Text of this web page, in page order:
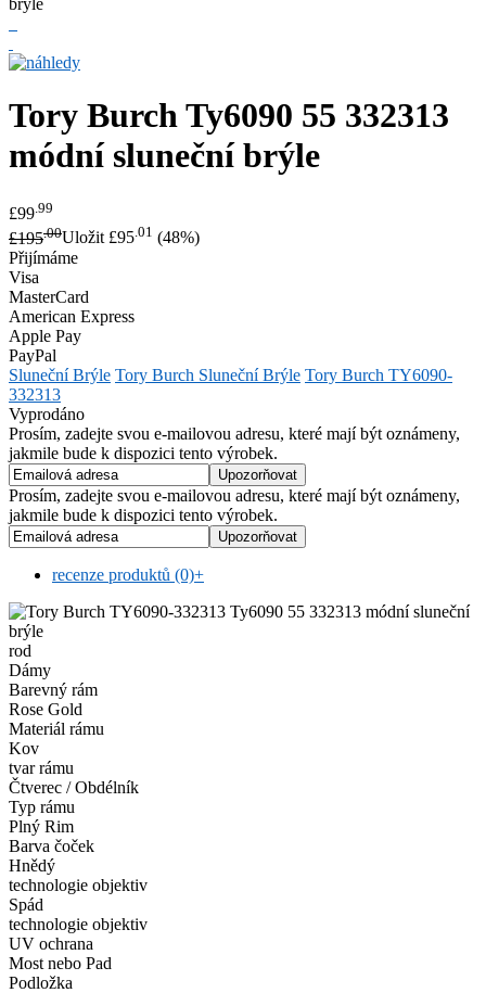
Tory BurchTy6090 55 332313
módní sluneční brýle
£99 .99
£195.00Uložit £95.01 (48%)
Přijímáme
Visa
MasterCard
American Express
Apple Pay
PayPal
Sluneční Brýle Tory Burch Sluneční Brýle Tory Burch TY6090-
332313
Vyprodáno
Prosím, zadejte svou e-mailovou adresu, které mají být oznámeny,
jakmile bude k dispozici tento výrobek.
Prosím, zadejte svou e-mailovou adresu, které mají být oznámeny,
jakmile bude k dispozici tento výrobek.
recenze produktů (0)+
rod
Dámy
Barevný rám
Rose Gold
Materiál rámu
Kov
tvar rámu
Čtverec / Obdélník
Typ rámu
Plný Rim
Barva čoček
Hnědý
technologie objektiv
Spád
technologie objektiv
UV ochrana
Most nebo Pad
Podložka